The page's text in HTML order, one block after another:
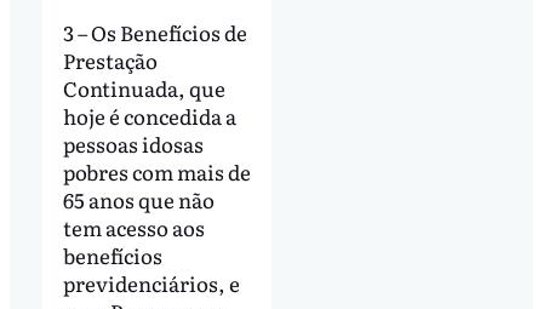
3 – Os Benefícios de
Prestação
Continuada, que
hoje é concedida a
pessoas idosas
pobres com mais de
65 anos que não
tem acesso aos
benefícios
previdenciários, e